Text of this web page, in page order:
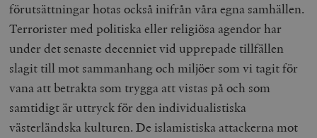
förutsättningar hotas också inifrån våra egna samhällen.
Terrorister med politiska eller religiösa agendor har
under det senaste decenniet vid upprepade tillfällen
slagit till mot sammanhang och miljöer som vi tagit för
vana att betrakta som trygga att vistas på och som
samtidigt är uttryck för den individualistiska
västerländska kulturen. De islamistiska attackerna mot